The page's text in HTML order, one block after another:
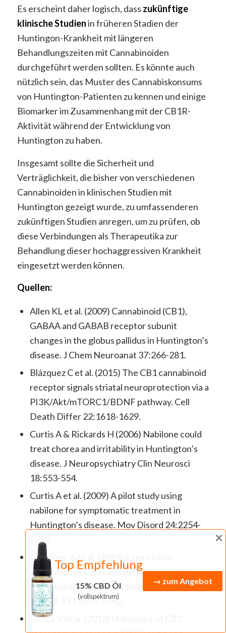
Es erscheint daher logisch, dass zukünftige
klinische Studienin früheren Stadien der
Huntingon-Krankheit mit längeren
Behandlungszeiten mit Cannabinoiden
durchgeführt werden sollten. Es könnte auch
nützlich sein, das Muster des Cannabiskonsums
von Huntington-Patienten zu kennen und einige
Biomarker im Zusammenhang mit der CB1R-
Aktivität während der Entwicklung von
Huntington zu haben.
Insgesamt sollte die Sicherheit und
Verträglichkeit, die bisher von verschiedenen
Cannabinoiden in klinischen Studien mit
Huntington gezeigt wurde, zu umfassenderen
zukünftigen Studien anregen, um zu prüfen, ob
diese Verbindungen als Therapeutika zur
Behandlung dieser hochaggressiven Krankheit
eingesetzt werden können.
Quellen:
Allen KL et al. (2009) Cannabinoid (CB1),
GABAA and GABAB receptor subunit
changes in the globus pallidus in Huntington’s
disease. J Chem Neuroanat 37:266-281.
Blázquez C et al. (2015) The CB1 cannabinoid
receptor signals striatal neuroprotection via a
PI3K/Akt/mTORC1/BDNF pathway. Cell
Death Differ 22:1618-1629.
Curtis A & Rickards H (2006) Nabilone could
treat chorea and irritability in Huntington’s
disease. J Neuropsychiatry Clin Neurosci
18:553-554.
Curtis A et al. (2009) A pilot study using
nabilone for symptomatic treatment in
Huntington’s disease. Mov Disord 24:2254-
2259.
Chiarlone A et al. (2014) A restricted
population of CB1 cannabinoid receptors
with neuroprotective activity. Proc Natl Acad
Sci USA 111:8257-8262.
Chiodi V et al. (2012) Unbalance of CB1
Top Empfehlung
15% CBD Öl
(vollspektrum)
→ zum Angebot
×